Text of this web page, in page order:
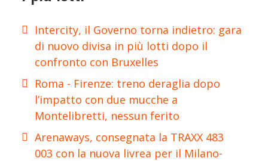
Intercity, il Governo torna indietro: gara
di nuovo divisa in più lotti dopo il
confronto con Bruxelles
Roma - Firenze: treno deraglia dopo
l’impatto con due mucche a
Montelibretti, nessun ferito
Arenaways, consegnata la TRAXX 483
003 con la nuova livrea per il Milano-